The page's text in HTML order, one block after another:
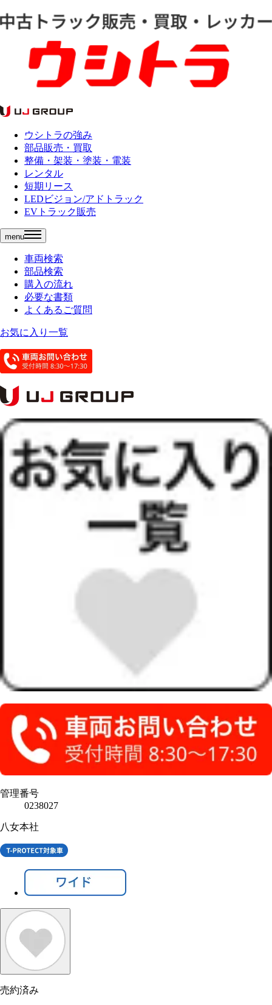
ウシトラの強み
部品販売・買取
整備・架装・塗装・電装
レンタル
短期リース
LEDビジョン/アドトラック
EVトラック販売
menu
車両検索
部品検索
購入の流れ
必要な書類
よくあるご質問
お気に入り一覧
管理番号
0238027
八女本社
売約済み